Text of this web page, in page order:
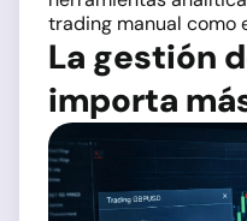
trading manual como
La gestión
importa